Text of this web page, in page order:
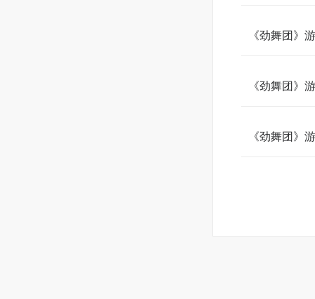
《劲舞团》
《劲舞团》
《劲舞团》